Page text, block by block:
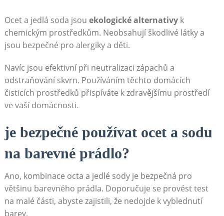
Ocet a jedlá soda jsou ekologické alternativyk
chemickým prostředkům.‍ Neobsahují škodlivé⁣ látky a
jsou ⁤bezpečné pro alergiky a děti.
Navíc jsou efektivní při neutralizaci⁤ zápachů a
odstraňování skvrn. Používáním těchto domácích
čisticích prostředků přispíváte k zdravějšímu ‍prostředí
ve vaší domácnosti.
je bezpečné používat ⁢ocet a sodu
na ⁢barevné prádlo?
Ano, kombinace ⁣octa‍ a jedlé sody je bezpečná pro
většinu barevného prádla. Doporučuje se ⁢provést test
na malé části, abyste ⁣zajistili, že nedojde k vyblednutí
barev.